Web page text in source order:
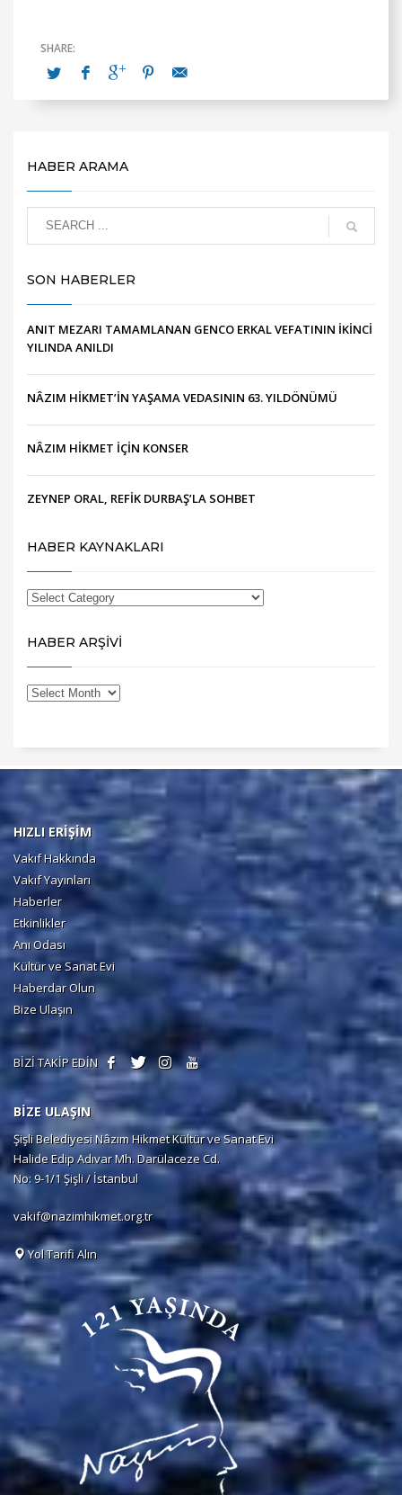
HABER ARAMA
SON HABERLER
ANIT MEZARI TAMAMLANAN GENCO ERKAL VEFATININ İKİNCİ
YILINDA ANILDI
NÂZIM HİKMET’İN YAŞAMA VEDASININ 63. YILDÖNÜMÜ
NÂZIM HİKMET İÇİN KONSER
ZEYNEP ORAL, REFİK DURBAŞ’LA SOHBET
HABER KAYNAKLARI
HABER ARŞİVİ
HIZLI ERİŞİM
Vakıf Hakkında
Vakıf Yayınları
Haberler
Etkinlikler
Anı Odası
Kültür ve Sanat Evi
Haberdar Olun
Bize Ulaşın
BİZİ TAKİP EDİN
BİZE ULAŞIN
Şişli Belediyesi Nâzım Hikmet Kültür ve Sanat Evi
Halide Edip Adıvar Mh. Darülaceze Cd.
No: 9-1/1 Şişli / İstanbul
vakif@nazimhikmet.org.tr
Yol Tarifi Alın